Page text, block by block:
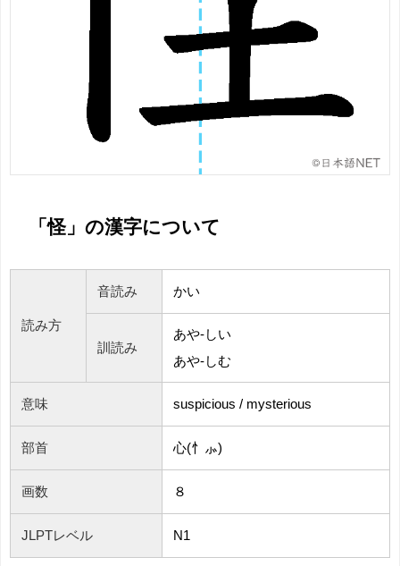
「怪」の漢字について
読み方
音読み かい
訓読み
あや-しい
あや-しむ
意味 suspicious / mysterious
部首 心(忄⺗)
画数 ８
JLPTレベル N1